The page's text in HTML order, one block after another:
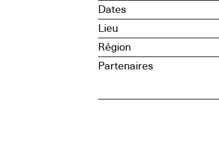
Dates
Lieu
Région
Partenaires